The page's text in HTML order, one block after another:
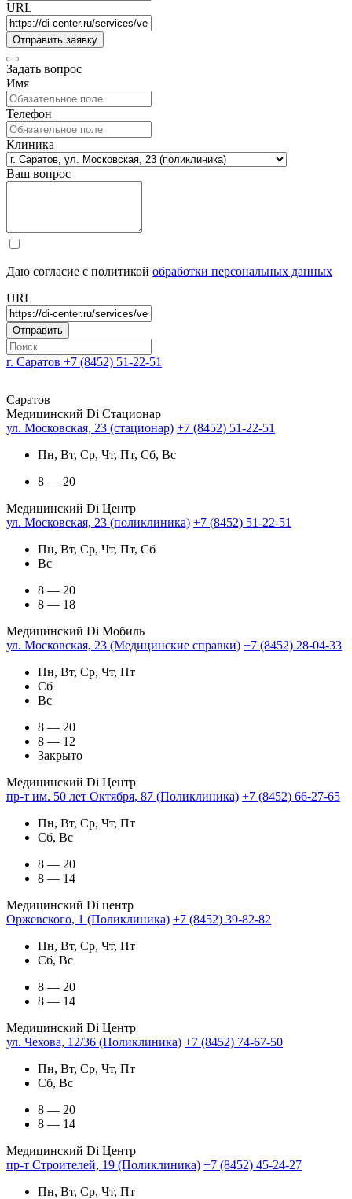
URL
Задать вопрос
Имя
Телефон
Клиника
Ваш вопрос
Даю согласие с политикой обработки персональных данных
URL
г. Саратов +7 (8452) 51-22-51
Саратов
Медицинский Di Стационар
ул. Московская, 23 (стационар) +7 (8452) 51-22-51
Пн, Вт, Ср, Чт, Пт, Сб, Вс
8 — 20
Медицинский Di Центр
ул. Московская, 23 (поликлиника) +7 (8452) 51-22-51
Пн, Вт, Ср, Чт, Пт, Сб
Вс
8 — 20
8 — 18
Медицинский Di Мобиль
ул. Московская, 23 (Медицинские справки) +7 (8452) 28-04-33
Пн, Вт, Ср, Чт, Пт
Сб
Вс
8 — 20
8 — 12
Закрыто
Медицинский Di Центр
пр-т им. 50 лет Октября, 87 (Поликлиника) +7 (8452) 66-27-65
Пн, Вт, Ср, Чт, Пт
Сб, Вс
8 — 20
8 — 14
Медицинский Di центр
Оржевского, 1 (Поликлиника) +7 (8452) 39-82-82
Пн, Вт, Ср, Чт, Пт
Сб, Вс
8 — 20
8 — 14
Медицинский Di Центр
ул. Чехова, 12/36 (Поликлиника) +7 (8452) 74-67-50
Пн, Вт, Ср, Чт, Пт
Сб, Вс
8 — 20
8 — 14
Медицинский Di Центр
пр-т Строителей, 19 (Поликлиника) +7 (8452) 45-24-27
Пн, Вт, Ср, Чт, Пт